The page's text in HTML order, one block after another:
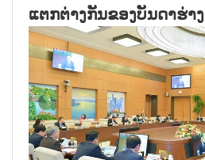
ແຕກຕ່າງກັນຂອງບັນດາຮ່າ